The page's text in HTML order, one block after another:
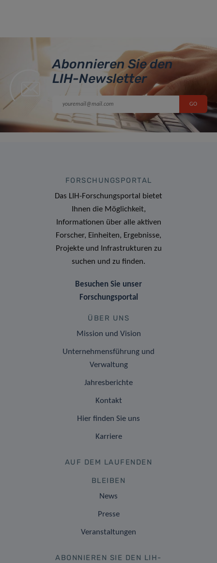
Abonnieren Sie den
LIH-Newsletter
FORSCHUNGSPORTAL
Das LIH-Forschungsportal bietet
Ihnen die Möglichkeit,
Informationen über alle aktiven
Forscher, Einheiten, Ergebnisse,
Projekte und Infrastrukturen zu
suchen und zu finden.
Besuchen Sie unser
Forschungsportal
ÜBER UNS
Mission und Vision
Unternehmensführung und
Verwaltung
Jahresberichte
Kontakt
Hier finden Sie uns
Karriere
AUF DEM LAUFENDEN
BLEIBEN
News
Presse
Veranstaltungen
ABONNIEREN SIE DEN LIH-